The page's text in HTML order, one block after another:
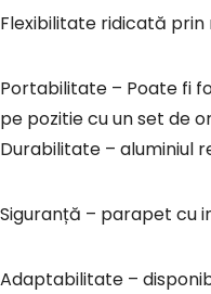
Flexibilitate ridicată
Portabilitate – Poate fi folosită atât ca soluție mobilă, datorită greutății reduse și designului portabil, cât și ca soluție fixă, prin montaj
pe pozitie cu un set de
Durabilitate – aluminiul
Siguranță – parapet
Adaptabilitate –